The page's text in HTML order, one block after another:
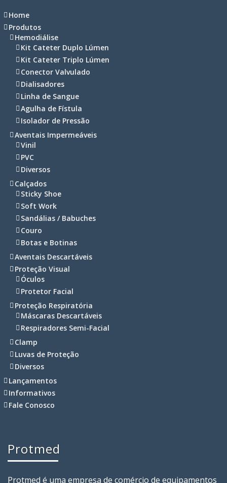
Home
Produtos
Hemodiálise
Kit Cateter Duplo Lúmen
Kit Cateter Triplo Lúmen
Conector Valvulado
Dialisadores
Linha de Sangue
Agulha de Fístula
Isolador de Pressão
Aventais Impermeáveis
Vinil
PVC
Diversos
Calçados
Sticky Shoe
Soft Work
Sandálias / Babuches
Couro
Botas e Botinas
Aventais Descartáveis
Proteção Visual
Óculos
Protetor Facial
Proteção Respiratória
Máscaras Descartáveis
Respiradores Semi-Facial
Clamp
Luvas de Proteção
Diversos
Lançamentos
Informativos
Fale Conosco
Protmed
Protmed é uma empresa de comércio de equipamentos